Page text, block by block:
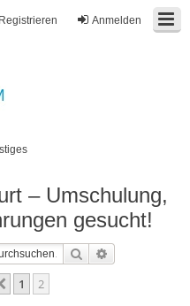
Anmelden
Registrieren
– Umschulung,
gesucht!
Suche
Vorherige
1 2